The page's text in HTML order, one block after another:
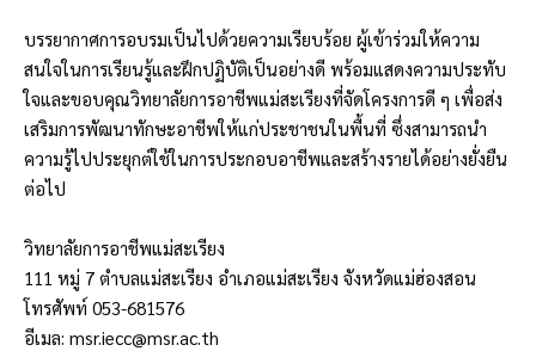
บรรยากาศการอบรมเป็นไปด้วยความเรียบร้อย ผู้เข้าร่วมให้ความ
สนใจในการเรียนรู้และฝึกปฏิบัติเป็นอย่างดี พร้อมแสดงความประทับ
ใจและขอบคุณวิทยาลัยการอาชีพแม่สะเรียงที่จัดโครงการดี ๆ เพื่อส่ง
เสริมการพัฒนาทักษะอาชีพให้แก่ประชาชนในพื้นที่ ซึ่งสามารถนำ
ความรู้ไปประยุกต์ใช้ในการประกอบอาชีพและสร้างรายได้อย่างยั่งยืน
ต่อไป
วิทยาลัยการอาชีพแม่สะเรียง
111 หมู่ 7 ตำบลแม่สะเรียง อำเภอแม่สะเรียง จังหวัดแม่ฮ่องสอน
โทรศัพท์ 053-681576
อีเมล: msr.iecc@msr.ac.th